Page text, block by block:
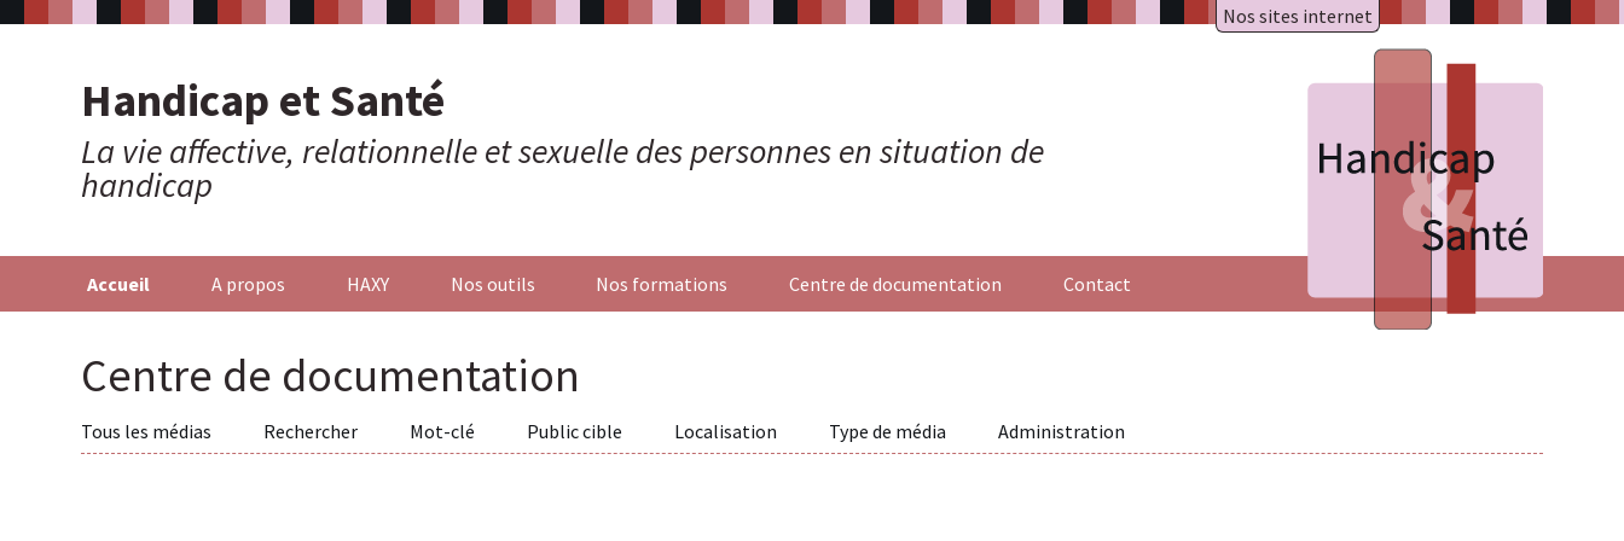
Handicap et Santé
La vie affective, relationnelle et sexuelle des personnes en situation de
handicap
Nos sites internet
A.R.A.P.H.
HAXY moteur
Accueil A propos HAXY Nos outils Nos formations Centre de documentation Contact
Centre de documentation
Tous les médias Rechercher Mot-clé Public cible Localisation Type de média Administration